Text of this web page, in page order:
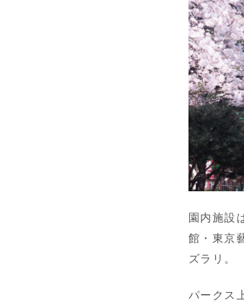
園内施設
館・東京
ズラリ。
パークス